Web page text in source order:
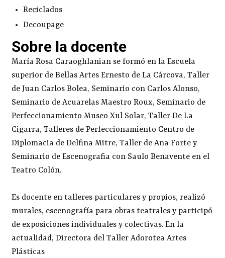
Reciclados
Decoupage
Sobre la docente
María Rosa Caraoghlanian se formó en la Escuela
superior de Bellas Artes Ernesto de La Cárcova, Taller
de Juan Carlos Bolea, Seminario con Carlos Alonso,
Seminario de Acuarelas Maestro Roux, Seminario de
Perfeccionamiento Museo Xul Solar, Taller De La
Cigarra, Talleres de Perfeccionamiento Centro de
Diplomacia de Delfina Mitre, Taller de Ana Forte y
Seminario de Escenografia con Saulo Benavente en el
Teatro Colón.
Es docente en talleres particulares y propios, realizó
murales, escenografía para obras teatrales y participó
de exposiciones individuales y colectivas. En la
actualidad, Directora del Taller Adorotea Artes
Plásticas